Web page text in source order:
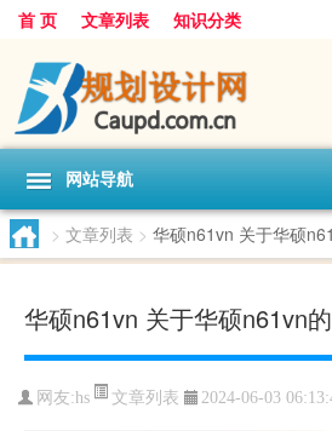
首 页 文章列表 知识分类
网站导航
> 文章列表 > 华硕n61vn 关于华硕
华硕n61vn 关于华硕n61vn
网友:hs 文章列表 2024-06-03